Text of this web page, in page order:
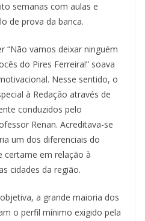
semanas com aulas e
de prova da banca.
“Não vamos deixar ninguém
do Pires Ferreira!” soava
Nesse sentido, o
à Redação através de
conduzidos pelo
Renan. Acreditava-se
um dos diferenciais do
certame em relação à
cidades da região.
a grande maioria dos
o perfil mínimo exigido pela